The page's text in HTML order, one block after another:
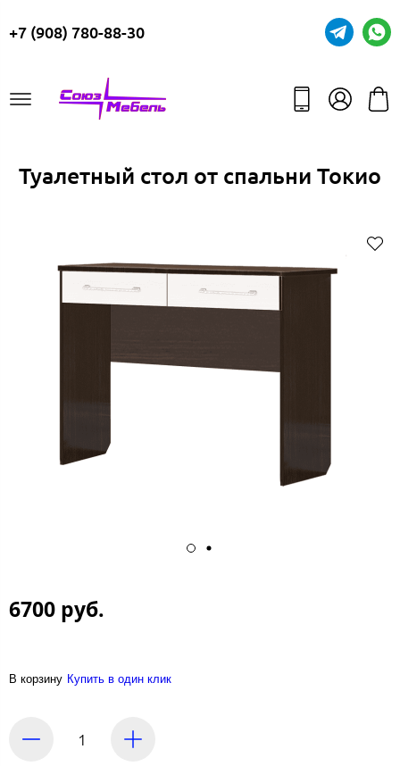
+7 (908) 780-88-30
Туалетный стол от спальни Токио
6700 руб.
В корзину Купить в один клик